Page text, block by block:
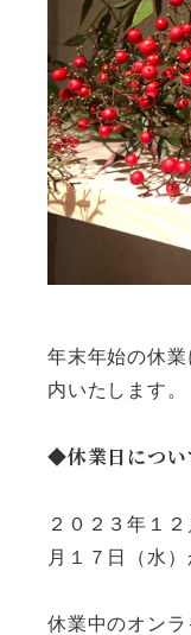
年末年始の休
内いたします。
◆休業日につい
２０２３年１
月１７日（水
休業中のオン